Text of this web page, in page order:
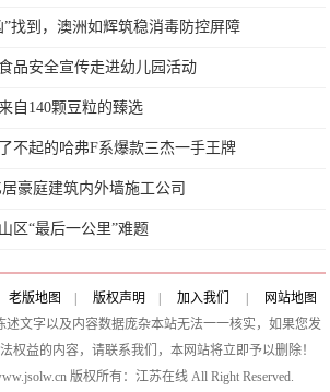
找到，澳洲如辉筑稳消毒防控屏障
品安全宣传走进幼儿园活动
自140颗豆粒的臻选
不起的哈弗F系爆款三杰一手王牌
豪庭建筑内外墙施工公司
区“最后一公里”难题
老版地图 版权声明 加入我们
网站地图
述文字以及内容数据庞杂本站无法一一核实，如果您发
权益的内容，请联系我们，本网站将立即予以删除！
版权所有：江苏在线 All Right Reserved.